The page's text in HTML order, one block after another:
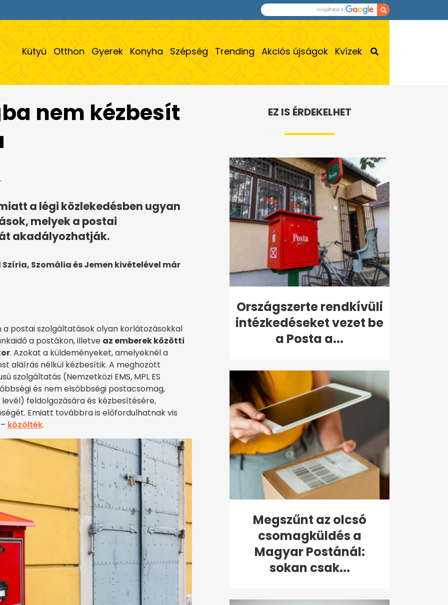
Kütyü Otthon Gyerek Konyha Szépség Trending Akciós újságok Kvízek
nem kézbesít
a légi közlekedésben ugyan
melyek a postai
akadályozhatják.
Szomália és Jemen kivételével már
postai szolgáltatások olyan korlátozásokkal
a postákon, illetve az emberek közötti
. Azokat a küldeményeket, amelyeknél a
aláírás nélkül kézbesítik. A meghozott
szolgáltatás (Nemzetközi EMS, MPL ES
és nem elsőbbségi postacsomag,
feldolgozására és kézbesítésére,
Emiatt továbbra is előfordulhatnak vis
közölték.
EZ IS ÉRDEKELHET
Országszerte rendkívüli
intézkedéseket vezet be
a Posta a...
Megszűnt az olcsó
csomagküldés a
Magyar Postánál:
sokan csak...